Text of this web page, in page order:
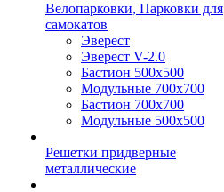
Велопарковки, Парковки для
самокатов
Эверест
Эверест V-2.0
Бастион 500х500
Модульные 700х700
Бастион 700х700
Модульные 500х500
Решетки придверные
металлические